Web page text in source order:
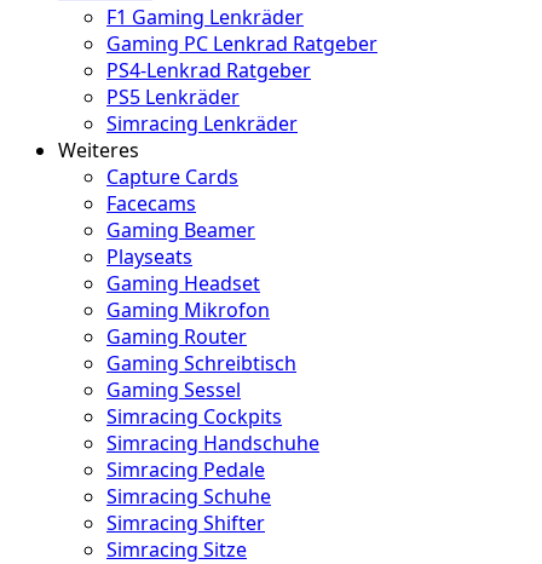
F1 Gaming Lenkräder
Gaming PC Lenkrad Ratgeber
PS4-Lenkrad Ratgeber
PS5 Lenkräder
Simracing Lenkräder
Weiteres
Capture Cards
Facecams
Gaming Beamer
Playseats
Gaming Headset
Gaming Mikrofon
Gaming Router
Gaming Schreibtisch
Gaming Sessel
Simracing Cockpits
Simracing Handschuhe
Simracing Pedale
Simracing Schuhe
Simracing Shifter
Simracing Sitze